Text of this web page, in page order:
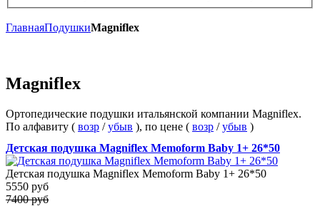
ГлавнаяПодушкиMagniflex
Magniflex
Ортопедические подушки итальянской компании Magniflex.
По алфавиту ( возр /убыв ), по цене ( возр /убыв )
Детская подушка Magniflex Memoform Baby 1+ 26*50
Детская подушка Magniflex Memoform Baby 1+ 26*50
5550 руб
7400 руб